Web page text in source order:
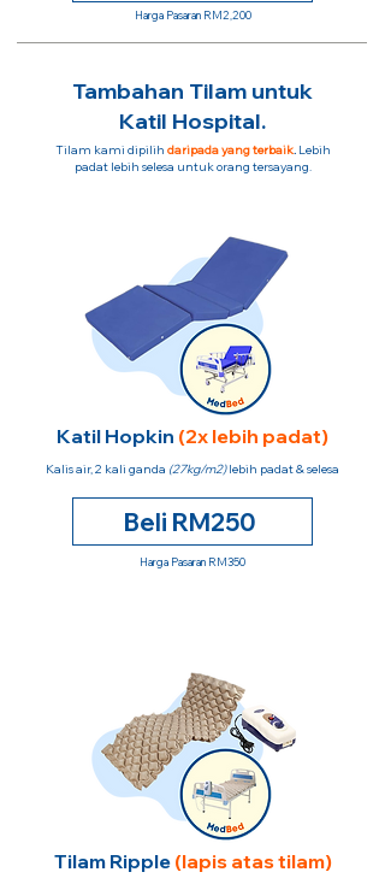
Harga Pasaran RM2,200
Tambahan Tilam untuk
Katil Hospital.
Tilam kami dipilih daripada yang terbaik.Lebih
padat lebih selesa untuk orang tersayang.
Katil Hopkin (2x lebih padat)
Kalis air, 2 kali ganda (27kg/m2)lebih padat & selesa
Beli RM250
Harga Pasaran RM350
Tilam Ripple (lapis atas tilam)